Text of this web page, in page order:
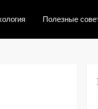
Полезные